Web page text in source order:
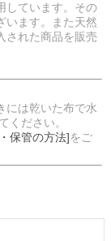
しています。その
います。また天然
された商品を販売
には乾いた布で水
ください。
保管の方法]をご